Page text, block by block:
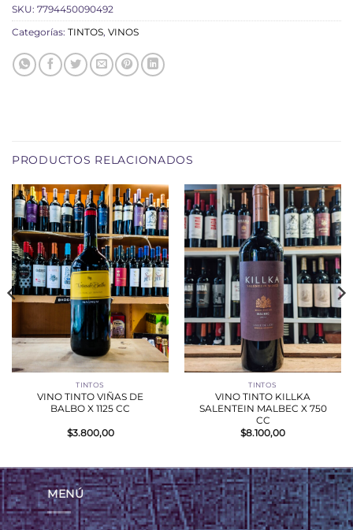
SKU: 7794450090492
Categorías: TINTOS, VINOS
PRODUCTOS RELACIONADOS
TINTOS
VINO TINTO VIÑAS DE
BALBO X 1125 CC
$3.800,00
TINTOS
VINO TINTO KILLKA
SALENTEIN MALBEC X 750
CC
$8.100,00
MENÚ